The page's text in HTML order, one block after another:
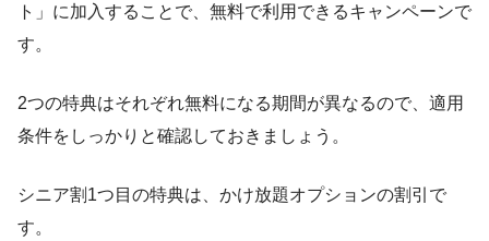
ト」に加入することで、無料で利用できるキャンペーンで
す。
2つの特典はそれぞれ無料になる期間が異なるので、適用
条件をしっかりと確認しておきましょう。
シニア割1つ目の特典は、かけ放題オプションの割引で
す。